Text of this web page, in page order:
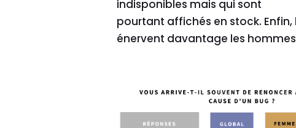
indisponibles mais qui sont
pourtant affichés en stock.
énervent davantage les